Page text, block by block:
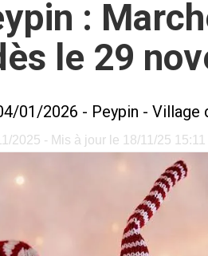
:
le 29
01/2026 - Peypin - Village
2025 - Mis à jour le 18/11/25 15:11